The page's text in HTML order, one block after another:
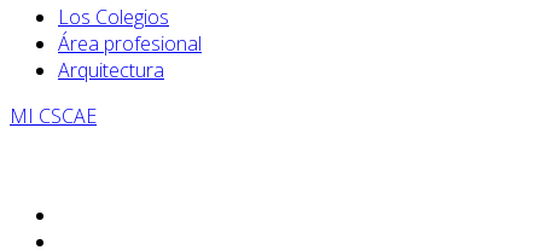
Los Colegios
Área profesional
Arquitectura
MI CSCAE